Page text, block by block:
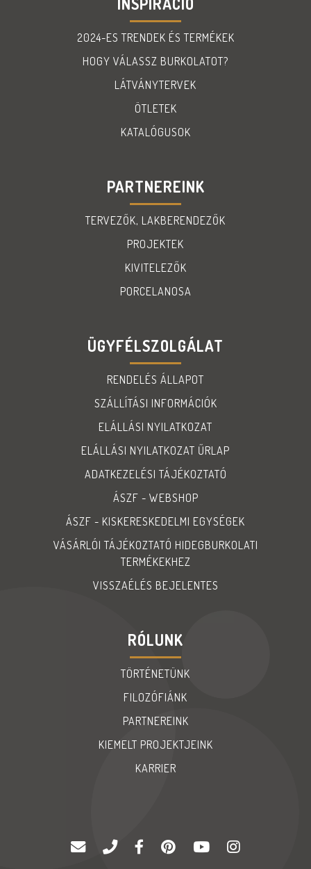
2024-ES TRENDEK ÉS TERMÉKEK
HOGY VÁLASSZ BURKOLATOT?
LÁTVÁNYTERVEK
ÖTLETEK
KATALÓGUSOK
PARTNEREINK
TERVEZŐK, LAKBERENDEZŐK
PROJEKTEK
KIVITELEZŐK
PORCELANOSA
ÜGYFÉLSZOLGÁLAT
RENDELÉS ÁLLAPOT
SZÁLLÍTÁSI INFORMÁCIÓK
ELÁLLÁSI NYILATKOZAT
ELÁLLÁSI NYILATKOZAT ŰRLAP
ADATKEZELÉSI TÁJÉKOZTATÓ
ÁSZF - WEBSHOP
ÁSZF - KISKERESKEDELMI EGYSÉGEK
VÁSÁRLÓI TÁJÉKOZTATÓ HIDEGBURKOLATI
TERMÉKEKHEZ
VISSZAÉLÉS BEJELENTES
RÓLUNK
TÖRTÉNETÜNK
FILOZÓFIÁNK
PARTNEREINK
KIEMELT PROJEKTJEINK
KARRIER